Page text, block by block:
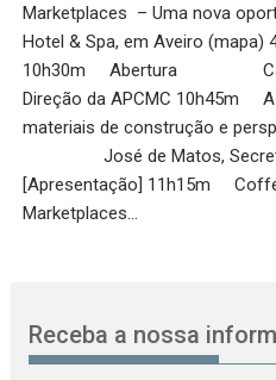
Marketplaces – Uma nova
Hotel & Spa, em Aveiro (mapa)
10h30m Abertura Carlos
Direção da APCMC 10h45m
materiais de construção e
José de Matos,
[Apresentação] 11h15m
Marketplaces…
Receba a nossa